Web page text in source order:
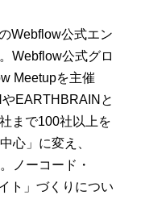
Webflow公式エン
Webflow公式グロ
Meetupを主催
EARTHBRAINと
まで100社以上を
心」に変え、
ノーコード・
ト」づくりについ